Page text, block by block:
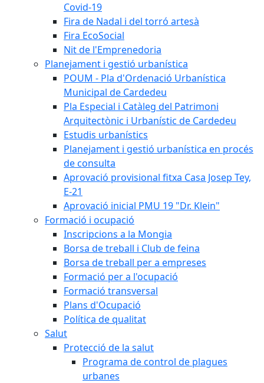
Covid-19
Fira de Nadal i del torró artesà
Fira EcoSocial
Nit de l'Emprenedoria
Planejament i gestió urbanística
POUM - Pla d'Ordenació Urbanística
Municipal de Cardedeu
Pla Especial i Catàleg del Patrimoni
Arquitectònic i Urbanístic de Cardedeu
Estudis urbanístics
Planejament i gestió urbanística en procés
de consulta
Aprovació provisional fitxa Casa Josep Tey,
E-21
Aprovació inicial PMU 19 "Dr. Klein"
Formació i ocupació
Inscripcions a la Mongia
Borsa de treball i Club de feina
Borsa de treball per a empreses
Formació per a l'ocupació
Formació transversal
Plans d'Ocupació
Política de qualitat
Salut
Protecció de la salut
Programa de control de plagues
urbanes